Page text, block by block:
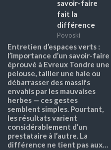
savoir-faire
fait la
différence
Povoski
Entretien d’espaces verts :
l’importance d’un savoir-faire
éprouvé à Evreux Tondre une
pelouse, tailler une haie ou
débarrasser des massifs
envahis par les mauvaises
herbes — ces gestes
semblent simples. Pourtant,
les résultats varient
considérablement d’un
prestataire à l’autre. La
différence ne tient pas aux…